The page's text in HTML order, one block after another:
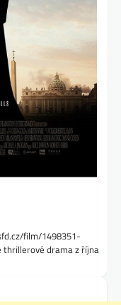
film/1498351-
thrillerové drama z října